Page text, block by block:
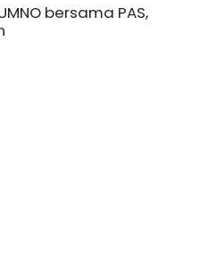
bersama PAS,